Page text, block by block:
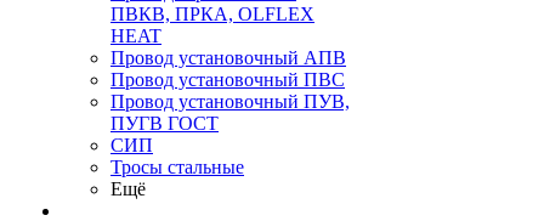
ПВКВ, ПРКА, OLFLEX
HEAT
Провод установочный АПВ
Провод установочный ПВС
Провод установочный ПУВ,
ПУГВ ГОСТ
СИП
Тросы стальные
Ещё